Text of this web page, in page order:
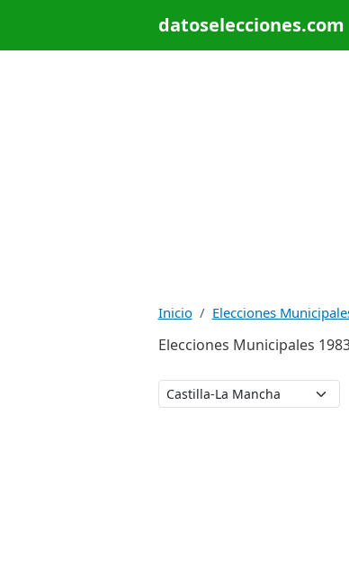
datoselecciones.com
Inicio Elecciones
Elecciones Municipales